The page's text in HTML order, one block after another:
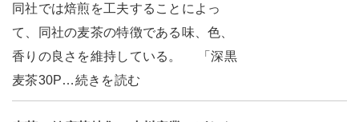
同社では焙煎を工夫することによっ
て、同社の麦茶の特徴である味、色、
香りの良さを維持している。 「深黒
麦茶30P…続きを読む